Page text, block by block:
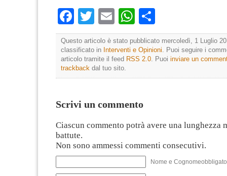
Facebook
TwitterEmailWhatsApp
Questo articolo è stato pubblicato mercoledì, 1 Luglio
classificato in Interventi e Opinioni . Puoi seguire i
articolo tramite il feed RSS 2.0 . Puoi inviare un
trackback dal tuo sito.
Scrivi un commento
Ciascun commento potrà avere una lunghezza
battute.
Non sono ammessi commenti consecutivi.
Nome e